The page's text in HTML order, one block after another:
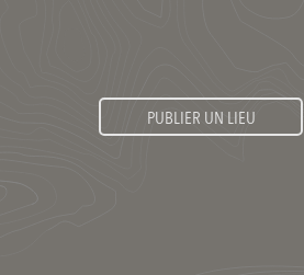
PUBLIER UN LIEU